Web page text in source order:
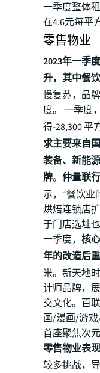
一季度整体
在4.6元每平
零售物业
2023年一季
升，其中餐
慢复苏，品
度。 一季度
得-28,300 平
求主要来自
装备、新能
牌。 仲量联
示，“餐饮业
烘焙连锁店
于门店选址
一季度， 核
年的改造后
米。新天地
计师品牌，
交文化。百
画/漫画/游
首座聚焦次
零售物业表
较多挑战，